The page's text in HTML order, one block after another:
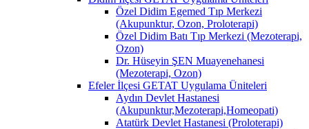
Özel Didim Egemed Tıp Merkezi
(Akupunktur, Ozon, Proloterapi)
Özel Didim Batı Tıp Merkezi (Mezoterapi,
Ozon)
Dr. Hüseyin ŞEN Muayenehanesi
(Mezoterapi, Ozon)
Efeler İlçesi GETAT Uygulama Üniteleri
Aydın Devlet Hastanesi
(Akupunktur,Mezoterapi,Homeopati)
Atatürk Devlet Hastanesi (Proloterapi)